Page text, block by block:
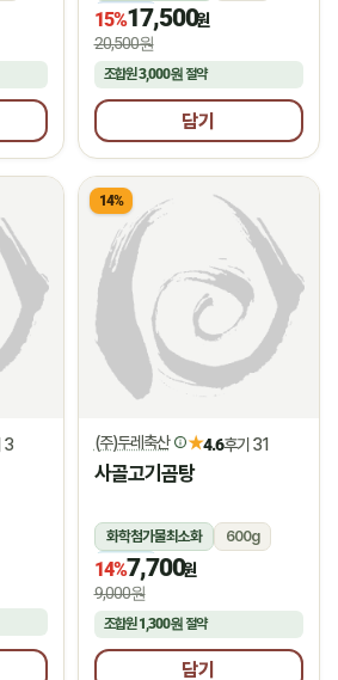
냉동
15%17,500원
20,500원
조합원3,000원절약
담기
3
14%
(주)두레축산 ★4.6후기 31
사골고기곰탕
화학첨가물최소화
600g
냉장
14%7,700원
9,000원
조합원1,300원절약
담기